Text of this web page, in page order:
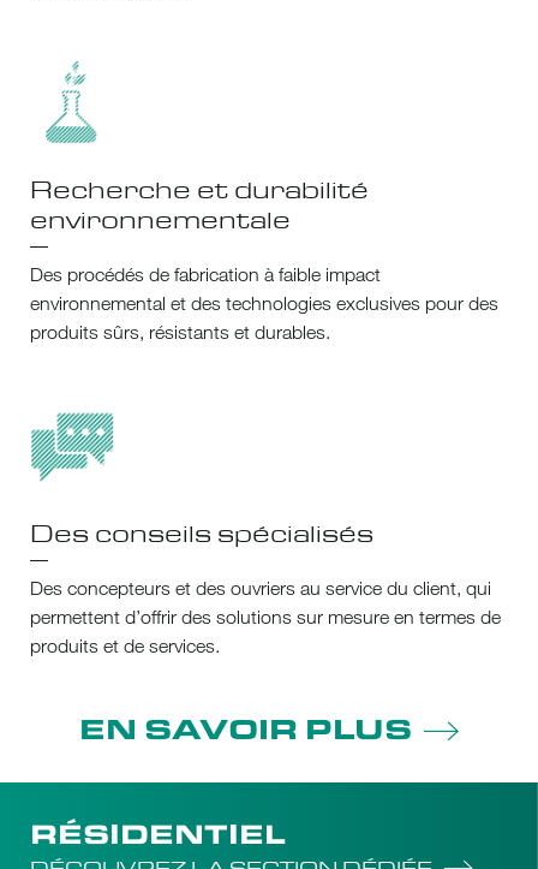
Recherche et durabilité
environnementale
Des procédés de fabrication à faible impact
environnemental et des technologies exclusives pour des
produits sûrs, résistants et durables.
Des conseils spécialisés
Des concepteurs et des ouvriers au service du client, qui
permettent d’offrir des solutions sur mesure en termes de
produits et de services.
EN SAVOIR PLUS
RÉSIDENTIEL